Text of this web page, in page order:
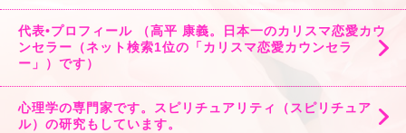
代表•プロフィール （高平 康義。日本一のカリスマ恋愛カウ
ンセラー（ネット検索1位の「カリスマ恋愛カウンセラ
ー」）です）
心理学の専門家です。スピリチュアリティ（スピリチュア
ル）の研究もしています。